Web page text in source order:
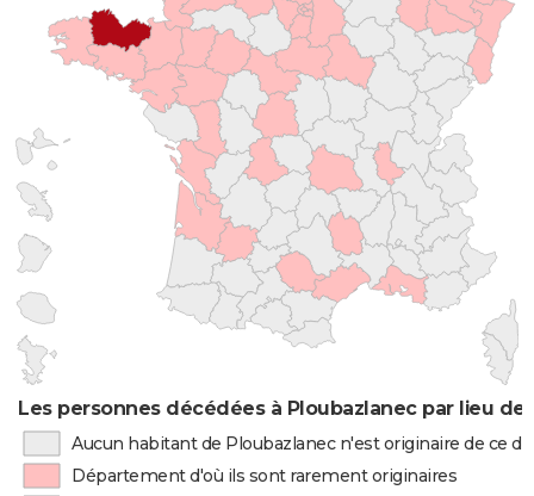
Les personnes décédées à Ploubazlanec par lieu de
Aucun habitant de Ploubazlanec n'est originaire de ce
Département d'où ils sont rarement originaires